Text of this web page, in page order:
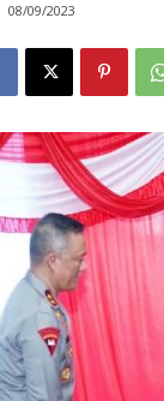
08/09/2023